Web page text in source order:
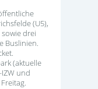
(U5),
sowie drei
Buslinien.
(aktuelle
und